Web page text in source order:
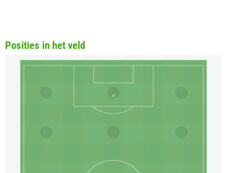
Posities in het veld